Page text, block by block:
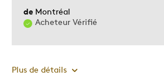
de Montréal
Acheteur Vérifié
Plus de détails